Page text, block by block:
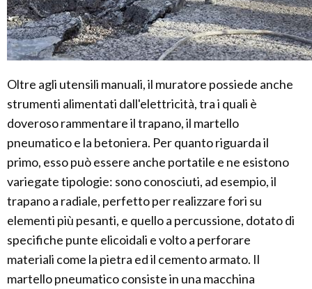
Oltre agli utensili manuali, il muratore possiede anche
strumenti alimentati dall'elettricità, tra i quali è
doveroso rammentare il trapano, il martello
pneumatico e la betoniera. Per quanto riguarda il
primo, esso può essere anche portatile e ne esistono
variegate tipologie: sono conosciuti, ad esempio, il
trapano a radiale, perfetto per realizzare fori su
elementi più pesanti, e quello a percussione, dotato di
specifiche punte elicoidali e volto a perforare
materiali come la pietra ed il cemento armato. Il
martello pneumatico consiste in una macchina